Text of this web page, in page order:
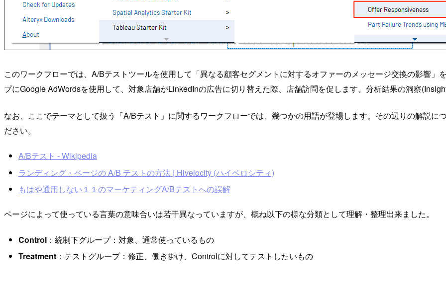
このワークフローでは、A/Bテストツールを使用して「異なる顧客セグメントに対するオファーのメッセージ交換の影響
プにGoogle AdWordsを使用して、対象店舗がLinkedInの広告に切り替えた際、店舗訪問を促します。分析結果の洞察
なお、ここでテーマとして扱う「A/Bテスト」に関するワークフローでは、幾つかの用語が登場します。その辺りの解説に
ださい。
A/Bテスト - Wikipedia
ランディング・ページの A/B テストの方法 | Hivelocity (ハイベロシティ)
もはや通用しない１１のマーケティングA/Bテストへの誤解
ページによって使っている言葉の意味合いは若干異なっていますが、概ね以下の様な分類として理解・整理出来ました。
Control：統制下グループ：対象、通常使っているもの
Treatment：テストグループ：修正、働き掛け、Controlに対してテストしたいもの